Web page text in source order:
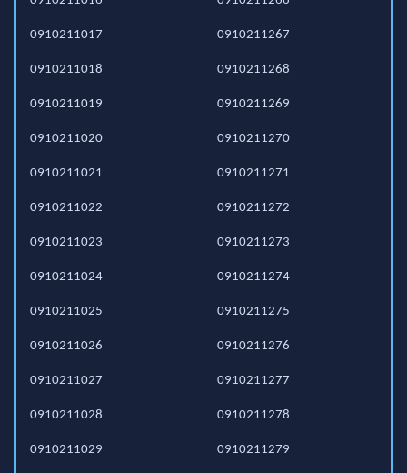
0910211017
0910211018
0910211019
0910211020
0910211021
0910211022
0910211023
0910211024
0910211025
0910211026
0910211027
0910211028
0910211029
0910211267
0910211268
0910211269
0910211270
0910211271
0910211272
0910211273
0910211274
0910211275
0910211276
0910211277
0910211278
0910211279